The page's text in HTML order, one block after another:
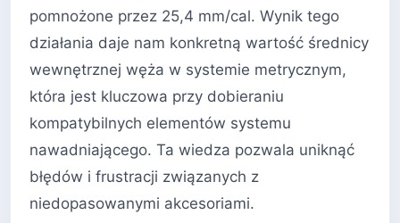
pomnożone przez 25,4 mm/cal. Wynik tego
działania daje nam konkretną wartość średnicy
wewnętrznej węża w systemie metrycznym,
która jest kluczowa przy dobieraniu
kompatybilnych elementów systemu
nawadniającego. Ta wiedza pozwala uniknąć
błędów i frustracji związanych z
niedopasowanymi akcesoriami.